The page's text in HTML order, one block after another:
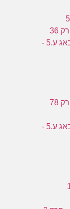
17:07 - המופלאה: הרפתקאות ליידי באג ע.5 -
19:15 - המופלאה: הרפתקאות ליידי באג ע.5 -